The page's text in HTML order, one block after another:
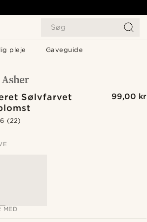
Søg
pleje Gaveguide
Sølvfarvet
99,00 kr
(22)
MED